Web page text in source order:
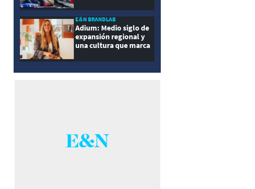
E&N BRANDLAB
Adium: Medio siglo de
expansión regional y
una cultura que marca